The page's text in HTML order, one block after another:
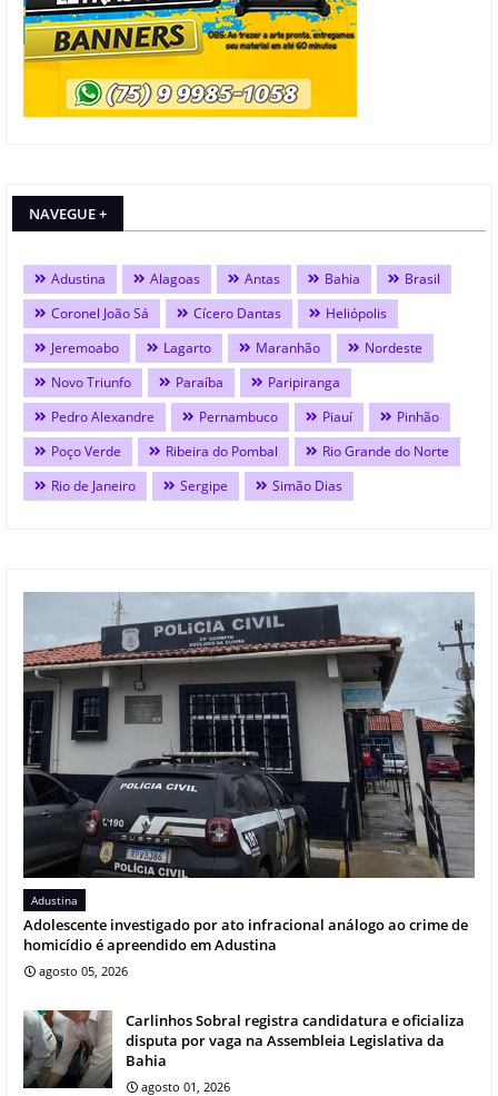
NAVEGUE +
Adustina Alagoas Antas Bahia
Brasil
Coronel João Sá
Cícero Dantas
Heliópolis
Jeremoabo
Lagarto Maranhão
Nordeste
Novo Triunfo
Paraíba
Paripiranga
Pedro Alexandre
Pernambuco Piauí
Pinhão
Poço Verde
Ribeira do Pombal
Rio Grande do Norte
Rio de Janeiro
Sergipe Simão Dias
Adustina
Adolescente investigado por ato infracional análogo ao crime de
homicídio é apreendido em Adustina
agosto 05, 2026
Carlinhos Sobral registra candidatura e oficializa
disputa por vaga na Assembleia Legislativa da
Bahia
agosto 01, 2026